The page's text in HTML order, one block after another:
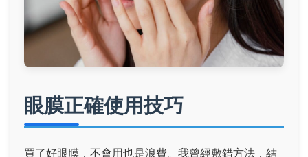
眼膜正確使用技巧
買了好眼膜，不會用也是浪費。我曾經敷錯方法，結